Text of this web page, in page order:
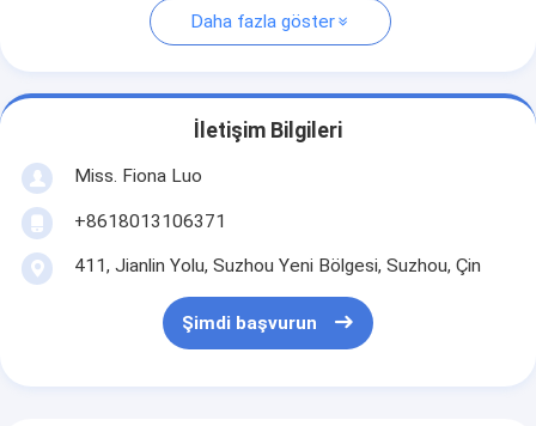
Daha fazla göster
İletişim Bilgileri
Miss. Fiona Luo
+8618013106371
411, Jianlin Yolu, Suzhou Yeni Bölgesi, Suzhou, Çin
Şimdi başvurun